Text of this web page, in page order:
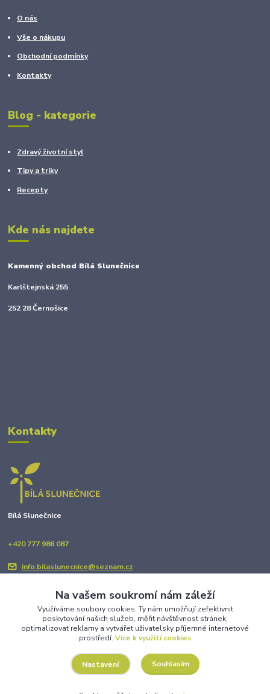
O nás
Vše o nákupu
Obchodní podmínky
Kontakty
Blog - kategorie
Zdravý životní styl
Tipy a triky
Recepty
Kde nás najdete
Kamenný obchod Bílá Slunečnice
Karlštejnská 255
252 28 Černošice
Kontakty
Bílá Slunečnice
+420 777 986 087
info.bilaslunecnice@seznam.cz
Upravit sběr cookies.
Na vašem soukromí nám záleží
Využíváme soubory cookies. Ty nám umožňují zefektivnit
poskytování našich služeb, měřit návštěvnost stránek,
optimalizovat reklamy a vytvářet uživatelsky příjemné internetové
prostředí. Více k využití cookies
Nastavení Souhlasím